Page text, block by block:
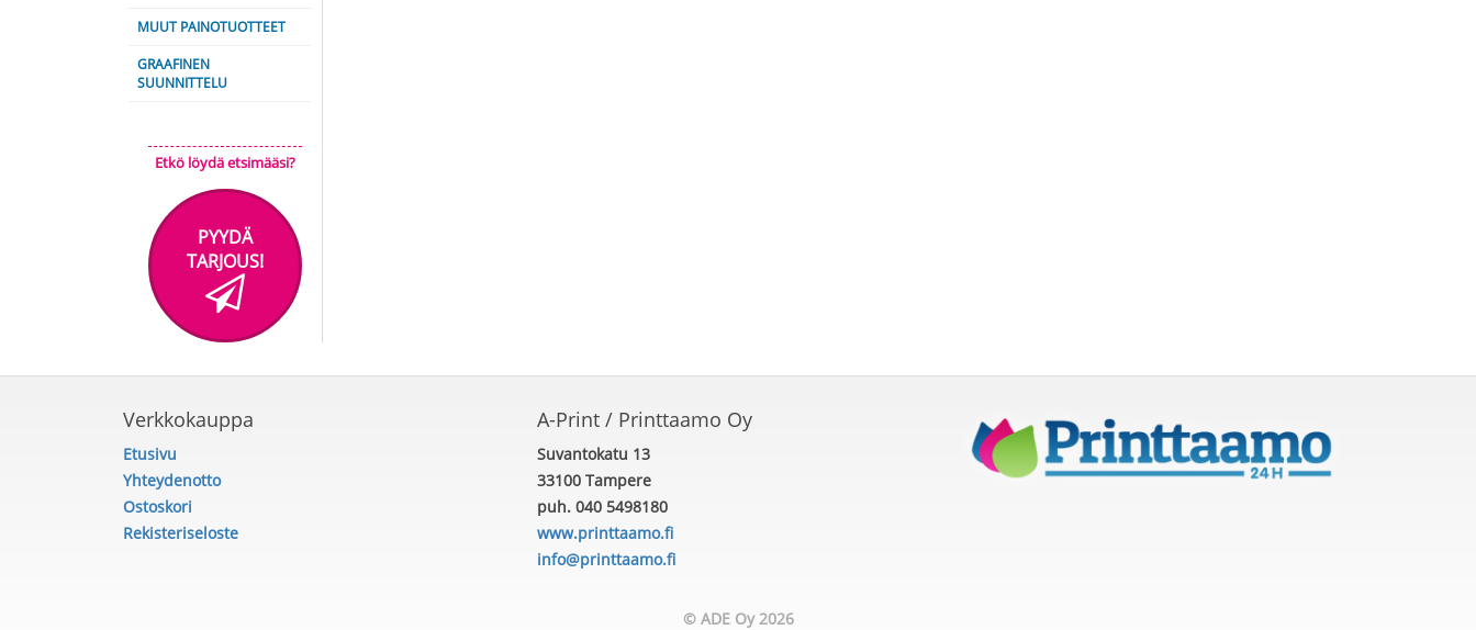
MUUT PAINOTUOTTEET
GRAAFINEN
SUUNNITTELU
Etkö löydä etsimääsi?
PYYDÄ
TARJOUS!
Verkkokauppa
Etusivu
Yhteydenotto
Ostoskori
Rekisteriseloste
A-Print / Printtaamo Oy
Suvantokatu 13
33100 Tampere
puh. 040 5498180
www.printtaamo.fi
info@printtaamo.fi
© ADE Oy 2026